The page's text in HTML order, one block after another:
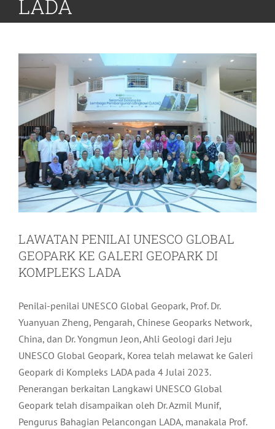
LADA
LAWATAN PENILAI UNESCO GLOBAL
GEOPARK KE GALERI GEOPARK DI
KOMPLEKS LADA
Penilai-penilai UNESCO Global Geopark, Prof. Dr.
Yuanyuan Zheng, Pengarah, Chinese Geoparks Network,
China, dan Dr. Yongmun Jeon, Ahli Geologi dari Jeju
UNESCO Global Geopark, Korea telah melawat ke Galeri
Geopark di Kompleks LADA pada 4 Julai 2023.
Penerangan berkaitan Langkawi UNESCO Global
Geopark telah disampaikan oleh Dr. Azmil Munif,
Pengurus Bahagian Pelancongan LADA, manakala Prof.